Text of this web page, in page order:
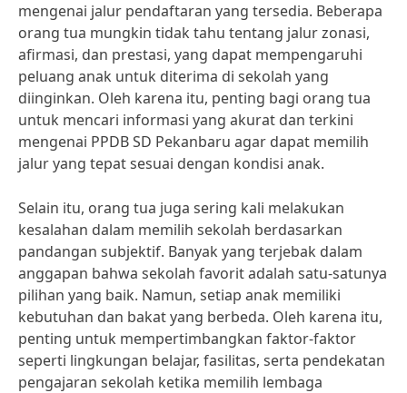
mengenai jalur pendaftaran yang tersedia. Beberapa
orang tua mungkin tidak tahu tentang jalur zonasi,
afirmasi, dan prestasi, yang dapat mempengaruhi
peluang anak untuk diterima di sekolah yang
diinginkan. Oleh karena itu, penting bagi orang tua
untuk mencari informasi yang akurat dan terkini
mengenai PPDB SD Pekanbaru agar dapat memilih
jalur yang tepat sesuai dengan kondisi anak.
Selain itu, orang tua juga sering kali melakukan
kesalahan dalam memilih sekolah berdasarkan
pandangan subjektif. Banyak yang terjebak dalam
anggapan bahwa sekolah favorit adalah satu-satunya
pilihan yang baik. Namun, setiap anak memiliki
kebutuhan dan bakat yang berbeda. Oleh karena itu,
penting untuk mempertimbangkan faktor-faktor
seperti lingkungan belajar, fasilitas, serta pendekatan
pengajaran sekolah ketika memilih lembaga